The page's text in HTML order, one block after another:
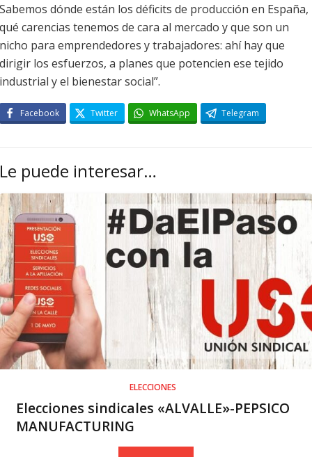
Sabemos dónde están los déficits de producción en España,
qué carencias tenemos de cara al mercado y que son un
nicho para emprendedores y trabajadores: ahí hay que
dirigir los esfuerzos, a planes que potencien ese tejido
industrial y el bienestar social”.
Facebook Twitter WhatsApp Telegram
Le puede interesar…
ELECCIONES
Elecciones sindicales «ALVALLE»-PEPSICO
MANUFACTURING